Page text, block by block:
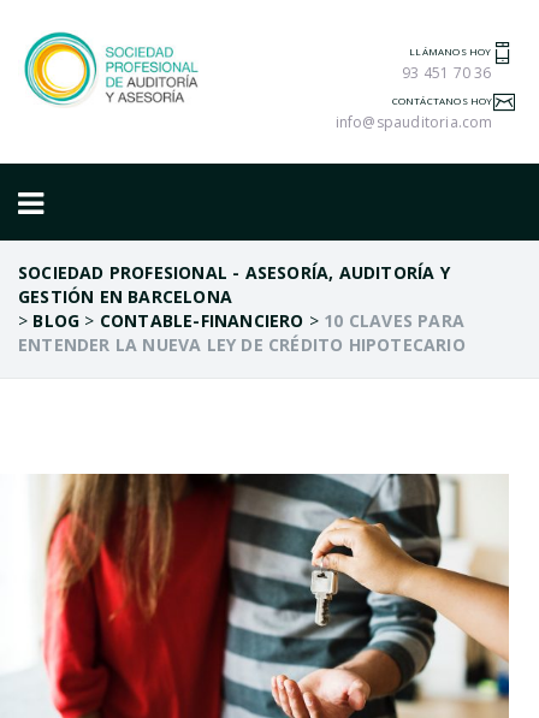
LLÁMANOS HOY
93 451 70 36
CONTÁCTANOS HOY
info@spauditoria.com
SOCIEDAD PROFESIONAL - ASESORÍA, AUDITORÍA Y
GESTIÓN EN BARCELONA
> BLOG > CONTABLE-FINANCIERO > 10 CLAVES PARA
ENTENDER LA NUEVA LEY DE CRÉDITO HIPOTECARIO